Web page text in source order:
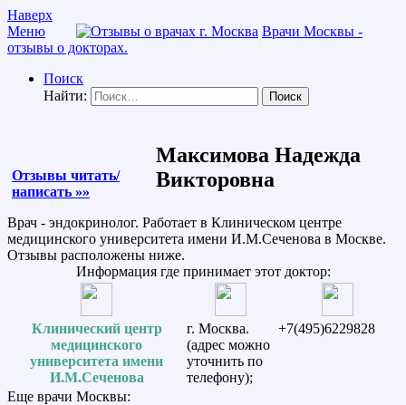
Наверх
Меню
Врачи Москвы -
отзывы о докторах.
Поиск
Найти:
Отзывы читать/
написать »»
Максимова Надежда
Викторовна
Врач - эндокринолог. Работает в Клиническом центре
медицинского университета имени И.М.Сеченова в Москве.
Отзывы расположены ниже.
Информация где принимает этот доктор:
Клинический центр
медицинского
университета имени
И.М.Сеченова
г. Москва.
(адрес можно
уточнить по
телефону);
+7(495)6229828
Еще врачи Москвы: